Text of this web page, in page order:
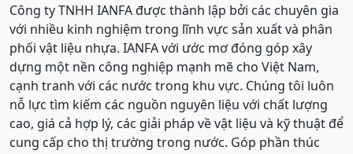
Công ty TNHH IANFA được thành lập bởi các chuyên gia
với nhiều kinh nghiệm trong lĩnh vực sản xuất và phân
phối vật liệu nhựa. IANFA với ước mơ đóng góp xây
dựng một nền công nghiệp mạnh mẽ cho Việt Nam,
cạnh tranh với các nước trong khu vực. Chúng tôi luôn
nỗ lực tìm kiếm các nguồn nguyên liệu với chất lượng
cao, giá cả hợp lý, các giải pháp về vật liệu và kỹ thuật để
cung cấp cho thị trường trong nước. Góp phần thúc